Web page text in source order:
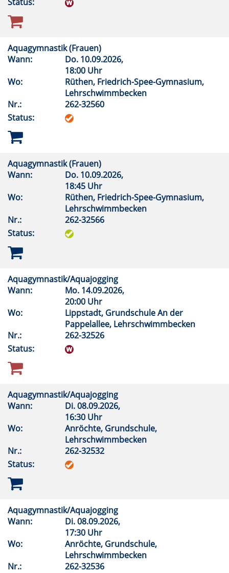
Aquagymnastik (Frauen)
Wann:
Do. 10.09.2026,
18:00 Uhr
Wo:
Rüthen, Friedrich-Spee-Gymnasium,
Lehrschwimmbecken
Nr.:
262-32560
Status:
Aquagymnastik (Frauen)
Wann:
Do. 10.09.2026,
18:45 Uhr
Wo:
Rüthen, Friedrich-Spee-Gymnasium,
Lehrschwimmbecken
Nr.:
262-32566
Status:
Aquagymnastik/Aquajogging
Wann:
Mo. 14.09.2026,
20:00 Uhr
Wo:
Lippstadt, Grundschule An der
Pappelallee, Lehrschwimmbecken
Nr.:
262-32526
Status:
Aquagymnastik/Aquajogging
Wann:
Di.08.09.2026,
16:30 Uhr
Wo:
Anröchte, Grundschule,
Lehrschwimmbecken
Nr.:
262-32532
Status:
Aquagymnastik/Aquajogging
Wann:
Di.08.09.2026,
17:30 Uhr
Wo:
Anröchte, Grundschule,
Lehrschwimmbecken
Nr.:
262-32536